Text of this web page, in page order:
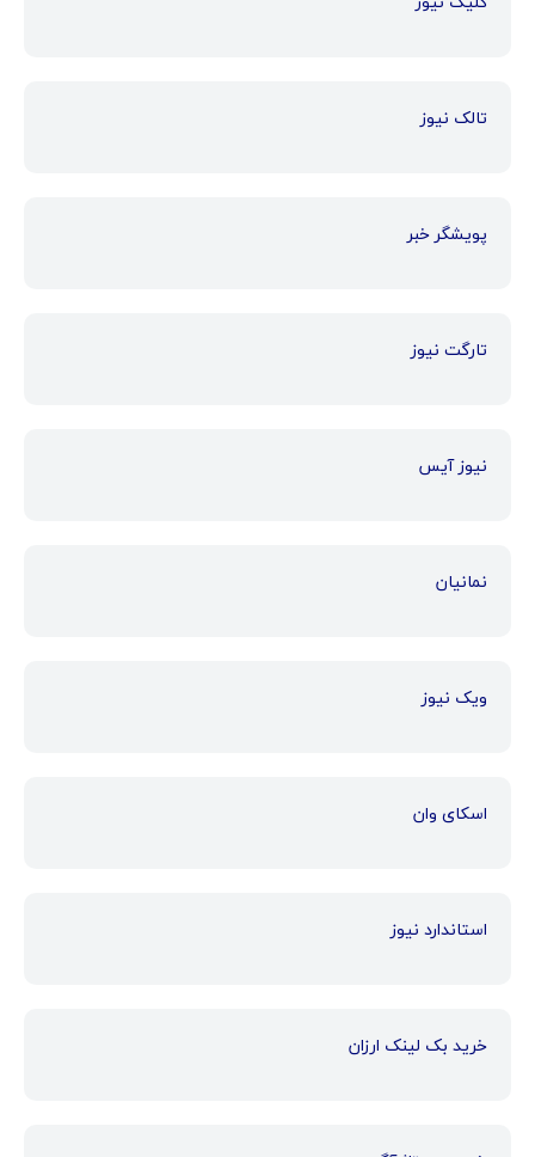
تالک نیوز
پویشگر خبر
تارگت نیوز
نیوز آیس
نمانیان
ویک نیوز
اسکای وان
استاندارد نیوز
خرید بک لینک ارزان